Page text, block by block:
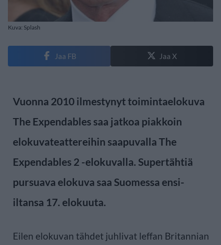
Kuva: Splash
Jaa FB Jaa X
Vuonna 2010 ilmestynyt toimintaelokuva
The Expendables saa jatkoa piakkoin
elokuvateattereihin saapuvalla The
Expendables 2 -elokuvalla. Supertähtiä
pursuava elokuva saa Suomessa ensi-
iltansa 17. elokuuta.
Eilen elokuvan tähdet juhlivat leffan Britannian